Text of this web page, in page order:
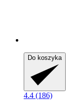
Do koszyka
4.4 (186)